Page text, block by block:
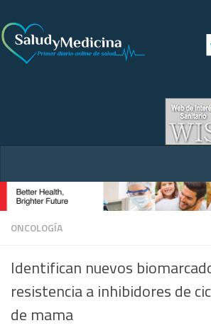
ONCOLOGÍA
Identifican nuevos
resistencia a inhibidores de
de mama